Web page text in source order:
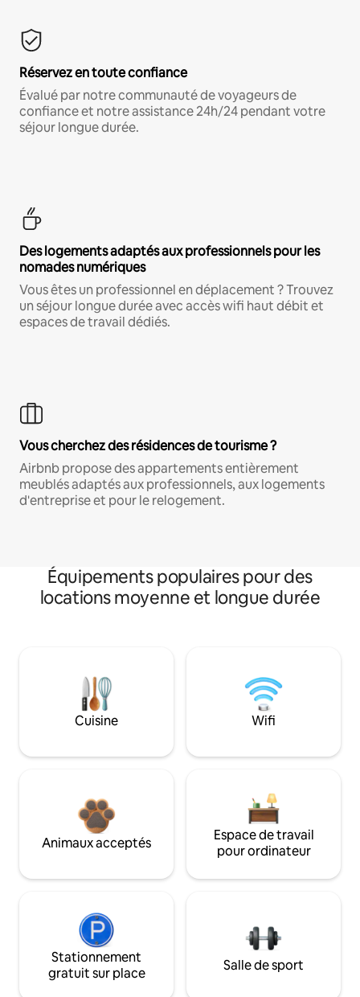
Réservez en toute confiance
Évalué par notre communauté de voyageurs de
confiance et notre assistance 24h/24 pendant votre
séjour longue durée.
Des logements adaptés aux professionnels pour les
nomades numériques
Vous êtes un professionnel en déplacement ? Trouvez
un séjour longue durée avec accès wifi haut débit et
espaces de travail dédiés.
Vous cherchez des résidences de tourisme ?
Airbnb propose des appartements entièrement
meublés adaptés aux professionnels, aux logements
d'entreprise et pour le relogement.
Équipements populaires pour des
locations moyenne et longue durée
Cuisine Wifi
Animaux acceptés
Espace de travail
pour ordinateur
Stationnement
gratuit sur place
Salle de sport